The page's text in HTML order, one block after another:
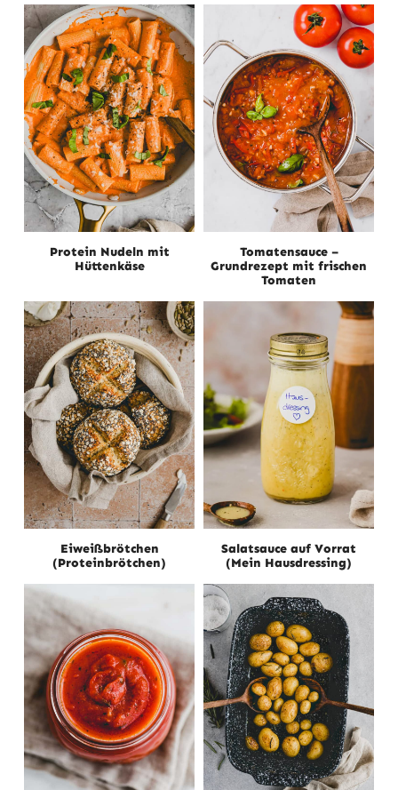
Protein Nudeln mit
Hüttenkäse
Tomatensauce –
Grundrezept mit frischen
Tomaten
Eiweißbrötchen
(Proteinbrötchen)
Salatsauce auf Vorrat
(Mein Hausdressing)